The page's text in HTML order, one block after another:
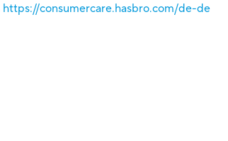
https://consumercare.hasbro.com/de-de